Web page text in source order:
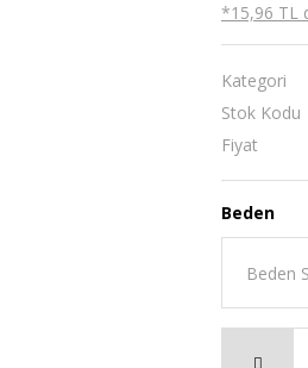
*15,96 TL
Kategori
Stok Kodu
Fiyat
Beden